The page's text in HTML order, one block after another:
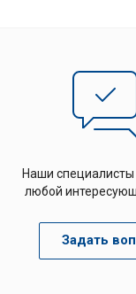
Наши специалисты
любой
Задать